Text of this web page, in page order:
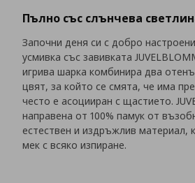
Пълно със слънчева
Започни деня си с добро
усмивка със завивката
игрива шарка комбинира два
цвят, за който се смята, че има
често е асоцииран с щастието.
направена от 100% памук от
естествен и издръжлив материал,
мек с всяко изпиране.